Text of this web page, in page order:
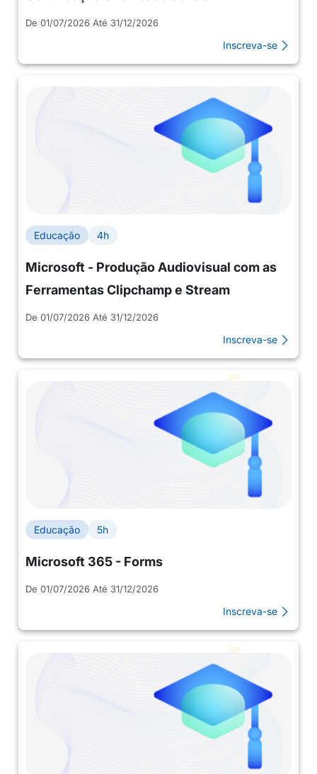
De 01/07/2026 Até 31/12/2026
Inscreva-se
Educação 4h
Microsoft - Produção Audiovisual com as
Ferramentas Clipchamp e Stream
De 01/07/2026 Até 31/12/2026
Inscreva-se
Educação 5h
Microsoft 365 - Forms
De 01/07/2026 Até 31/12/2026
Inscreva-se